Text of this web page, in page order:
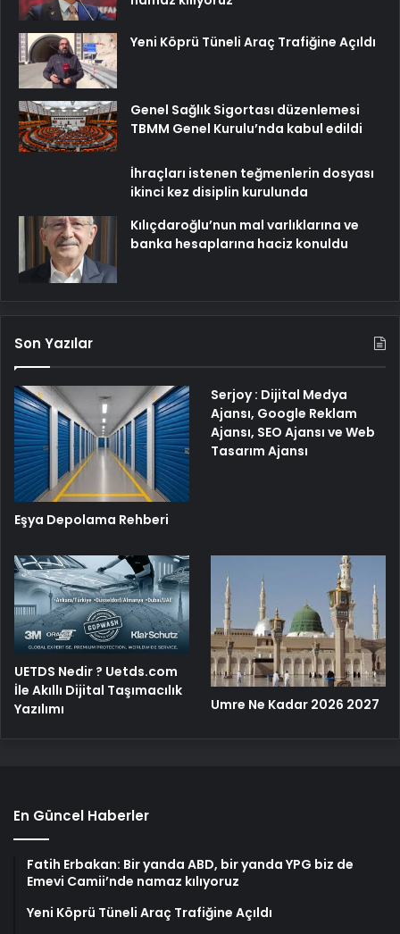
Yeni Köprü Tüneli Araç Trafiğine Açıldı
Genel Sağlık Sigortası düzenlemesi
TBMM Genel Kurulu’nda kabul edildi
İhraçları istenen teğmenlerin dosyası
ikinci kez disiplin kurulunda
Kılıçdaroğlu’nun mal varlıklarına ve
banka hesaplarına haciz konuldu
Son Yazılar
Eşya Depolama Rehberi
Serjoy : Dijital Medya
Ajansı, Google Reklam
Ajansı, SEO Ajansı ve Web
Tasarım Ajansı
UETDS Nedir ? Uetds.com
İle Akıllı Dijital Taşımacılık
Yazılımı
Umre Ne Kadar 2026 2027
En Güncel Haberler
Fatih Erbakan: Bir yanda ABD, bir yanda YPG biz de
Emevi Camii’nde namaz kılıyoruz
Yeni Köprü Tüneli Araç Trafiğine Açıldı